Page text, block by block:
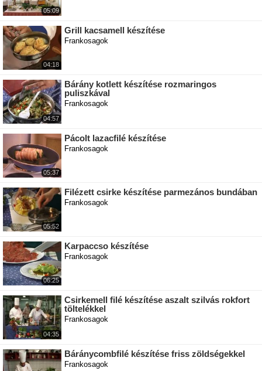
05:09
04:18
Grill kacsamell készítése
Frankosagok
04:57
Bárány kotlett készítése rozmaringos
puliszkával
Frankosagok
05:37
Pácolt lazacfilé készítése
Frankosagok
05:52
Filézett csirke készítése parmezános bundában
Frankosagok
06:25
Karpaccso készítése
Frankosagok
04:35
Csirkemell filé készítése aszalt szilvás rokfort
töltelékkel
Frankosagok
Báránycombfilé készítése friss zöldségekkel
Frankosagok